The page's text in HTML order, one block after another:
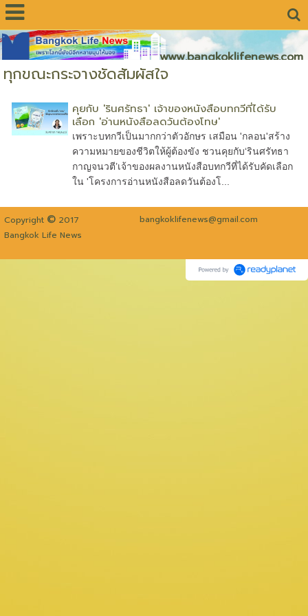
www.bangkoklifenews.com
ทุกขณะกระจางชัดสัมผัสใจ
คุยกับ 'รินศรัทธา' เจ้าของหนังสือบทกวีที่ได้รับ
เลือก 'อ่านหนังสือลดวันต้องโทษ'
เพราะบทกวีเป็นมากกว่าตัวอักษร เสมือน 'กลอน'สร้าง
ความหมายของชีวิตให้ผู้ต้องขัง ชวนคุยกับ‘รินศรัทธา
กาญจนวตี’เจ้าของผลงานหนังสือบทกวีที่ได้รับคัดเลือก
ใน 'โครงการอ่านหนังสือลดวันต้องโ...
Copyright © 2017
bangkoklifenews@gmail.com
Bangkok Life News